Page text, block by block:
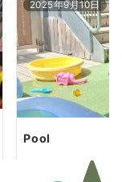
2025年9月10日
Pool